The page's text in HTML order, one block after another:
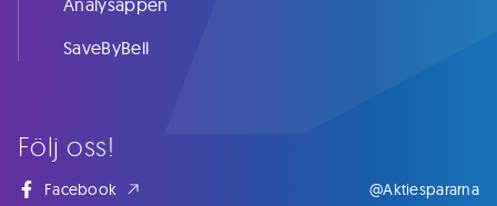
Följ oss!
Facebook @Aktiespararna
Analysappen
SaveByBell